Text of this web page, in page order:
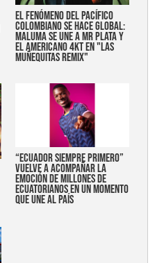
EL FENÓMENO DEL PACÍFICO
COLOMBIANO SE HACE GLOBAL:
MALUMA SE UNE A MR PLATA Y
EL AMERICANO 4KT EN "LAS
MUÑEQUITAS REMIX"
“Ecuador siempre primero”
vuelve a acompañar la
emoción de millones de
ecuatorianos en un momento
que une al país